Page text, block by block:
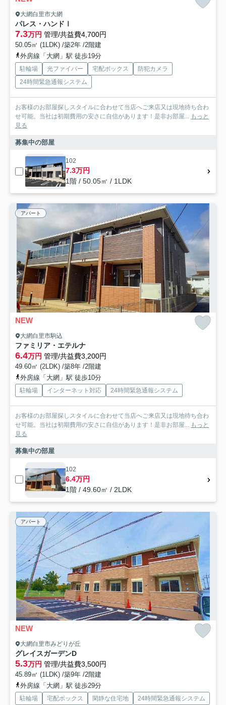
大網白里市大網
パレス・ハンドⅠ
7.3万円 管理/共益費4,700円
50.05㎡ (1LDK) /築2年 /2階建
外房線「大網」駅 徒歩19分
駐輪場 光ファイバー 宅配ボックス
防犯カメラ
24時間緊急通報システム
お客様のお部屋探しスタイルに合わせて当店へご来店又は現地待ち合わ
せ可能。当社は初期費用の安さに自信があります！是非お部屋... もっと
見る
募集中の部屋
102
7.3万円
1階 / 50.05㎡ / 1LDK
アパート
NEW
大網白里市駒込
ファミリア・エテルナ
6.4万円 管理/共益費3,200円
49.60㎡ (2LDK) /築8年 /2階建
外房線「大網」駅 徒歩10分
駐輪場 インターネット対応 24時間緊急通報システム
お客様のお部屋探しスタイルに合わせて当店へご来店又は現地待ち合わ
せ可能。当社は初期費用の安さに自信があります！是非お部屋...
もっと
見る
募集中の部屋
102
6.4万円
1階 / 49.60㎡ / 2LDK
アパート
NEW
大網白里市みどりが丘
グレイスガーデンD
5.3万円 管理/共益費3,500円
45.89㎡ (1LDK) /築9年 /2階建
外房線「大網」駅 徒歩29分
駐輪場 宅配ボックス 閑静な住宅地 24時間緊急通報システム